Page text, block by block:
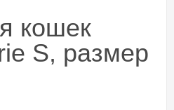
кошек
S, размер